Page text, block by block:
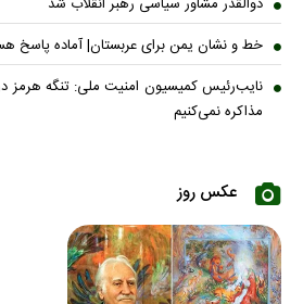
خط و نشان یمن برای عربستان| آماده پاسخ
نایب‌رئیس کمیسیون امنیت ملی: تنگه هرمز در
مذاکره نمی‌کنیم
عکس روز